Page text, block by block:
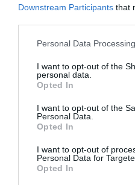
Downstream Participants that
Please note that this website/
not limited to your visit or
grant or deny consent to
use your data for below
consent section.
Personal Data
I want to opt-out of the
personal data.
Opted In
I want to opt-out of the
Personal Data.
Opted In
I want to opt-out of
Personal Data for
Opted In
MENTŐK
2026.
HÍREK A
PHEV